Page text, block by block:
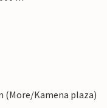
(More/Kamena plaza)